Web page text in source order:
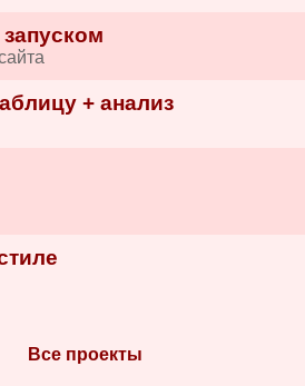
+ анализ
Все проекты